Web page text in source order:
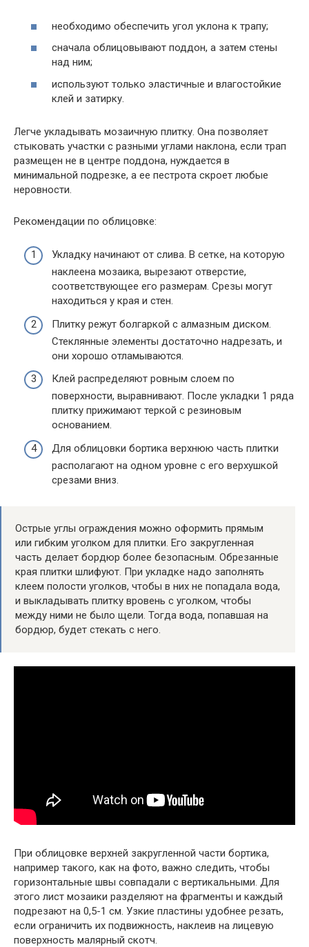
необходимо обеспечить угол уклона к трапу;
сначала облицовывают поддон, а затем стены
над ним;
используют только эластичные и влагостойкие
клей и затирку.
Легче укладывать мозаичную плитку. Она позволяет
стыковать участки с разными углами наклона, если трап
размещен не в центре поддона, нуждается в
минимальной подрезке, а ее пестрота скроет любые
неровности.
Рекомендации по облицовке:
Укладку начинают от слива. В сетке, на которую
наклеена мозаика, вырезают отверстие,
соответствующее его размерам. Срезы могут
находиться у края и стен.
Плитку режут болгаркой с алмазным диском.
Стеклянные элементы достаточно надрезать, и
они хорошо отламываются.
Клей распределяют ровным слоем по
поверхности, выравнивают. После укладки 1 ряда
плитку прижимают теркой с резиновым
основанием.
Для облицовки бортика верхнюю часть плитки
располагают на одном уровне с его верхушкой
срезами вниз.
Острые углы ограждения можно оформить прямым
или гибким уголком для плитки. Его закругленная
часть делает бордюр более безопасным. Обрезанные
края плитки шлифуют. При укладке надо заполнять
клеем полости уголков, чтобы в них не попадала вода,
и выкладывать плитку вровень с уголком, чтобы
между ними не было щели. Тогда вода, попавшая на
бордюр, будет стекать с него.
При облицовке верхней закругленной части бортика,
например такого, как на фото, важно следить, чтобы
горизонтальные швы совпадали с вертикальными. Для
этого лист мозаики разделяют на фрагменты и каждый
подрезают на 0,5-1 см. Узкие пластины удобнее резать,
если ограничить их подвижность, наклеив на лицевую
поверхность малярный скотч.